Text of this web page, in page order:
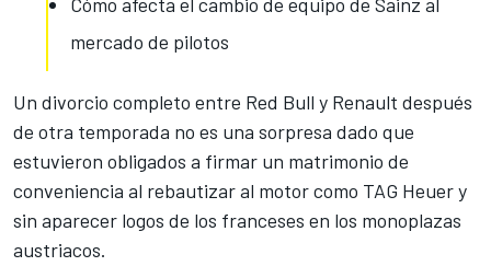
mercado de pilotos
Un divorcio completo entre Red Bull y Renault después
de otra temporada no es una sorpresa dado que
estuvieron obligados a firmar un matrimonio de
conveniencia al rebautizar al motor como TAG Heuer y
sin aparecer logos de los franceses en los monoplazas
austriacos.